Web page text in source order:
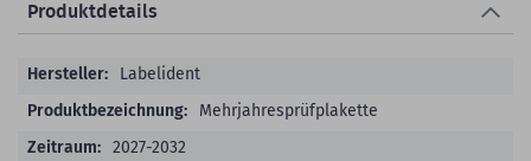
Produktdetails
ProduktdetailsLabelident
Mehrjahresprüfplakette
2027-2032